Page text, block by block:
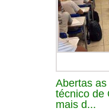
Abertas
técnico de
mais d...